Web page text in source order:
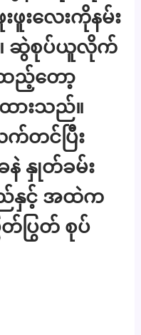
ဖူးလေးကိုနမ်း
ဆွဲစုပ်ယူလိုက်
ထည့်တော့
ားသည်။
တင်ပြီး
နှုတ်ခမ်း
ည်နှင့် အထဲက
ပြွတ် စုပ်